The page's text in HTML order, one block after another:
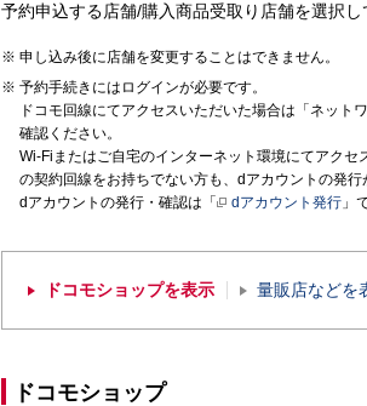
予約申込する店舗/購入商品受取り店舗を選択し
申し込み後に店舗を変更することはできません。
予約手続きにはログインが必要です。
ドコモ回線にてアクセスいただいた場合は「ネット
確認ください。
Wi-Fiまたはご自宅のインターネット環境にてアク
の契約回線をお持ちでない方も、dアカウントの発行
dアカウントの発行・確認は「
dアカウント発行 」
ドコモショップを表示 量販店などを
ドコモショップ